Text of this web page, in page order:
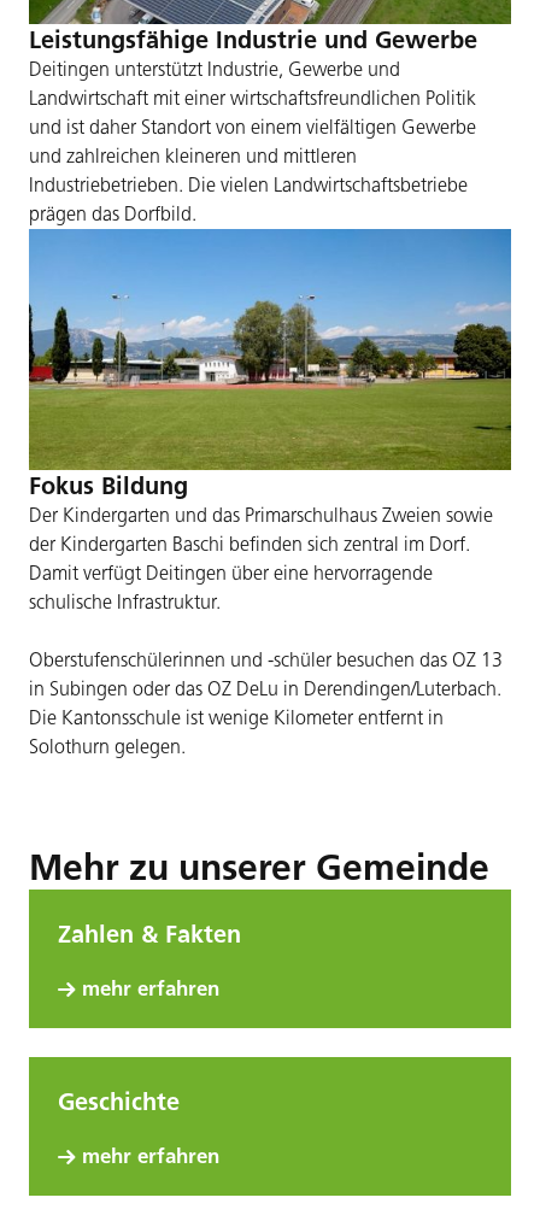
Leistungsfähige Industrie und Gewerbe
Deitingen unterstützt Industrie, Gewerbe und
Landwirtschaft mit einer wirtschaftsfreundlichen Politik
und ist daher Standort von einem vielfältigen Gewerbe
und zahlreichen kleineren und mittleren
Industriebetrieben. Die vielen Landwirtschaftsbetriebe
prägen das Dorfbild.
Fokus Bildung
Der Kindergarten und das Primarschulhaus Zweien sowie
der Kindergarten Baschi befinden sich zentral im Dorf.
Damit verfügt Deitingen über eine hervorragende
schulische Infrastruktur.
Oberstufenschülerinnen und -schüler besuchen das OZ 13
in Subingen oder das OZ DeLu in Derendingen/Luterbach.
Die Kantonsschule ist wenige Kilometer entfernt in
Solothurn gelegen.
Mehr zu unserer Gemeinde
Zahlen & Fakten
mehr erfahren
Geschichte
mehr erfahren